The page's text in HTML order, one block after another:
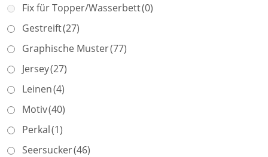
Fix für Topper/Wasserbett(0)
Gestreift(27)
Graphische Muster(77)
Jersey(27)
Leinen(4)
Motiv(40)
Perkal(1)
Seersucker(46)